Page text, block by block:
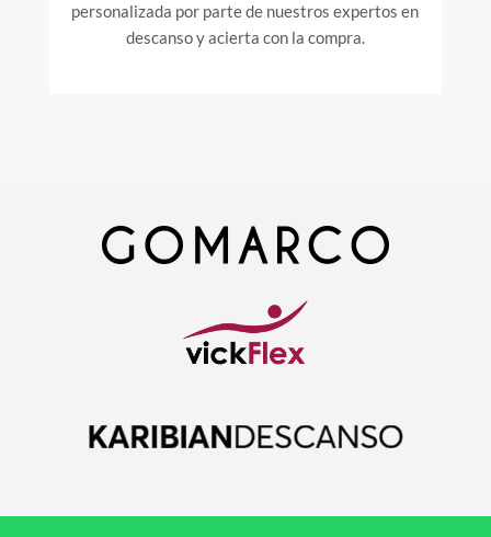
personalizada por parte de nuestros expertos en
descanso y acierta con la compra.